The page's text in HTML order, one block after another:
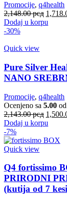
Promocije, q4health
2,148.00рсд
цена
Dodaj u korpu
-30%
Quick view
Pure Silver
NANO
Promocije, q4health
Ocenjeno sa 5.00
2,143.00рсд
цена
била:
Dodaj u korpu
-7%
Quick view
Q4 fortissimo
PRIRODNI
(kutija od 7